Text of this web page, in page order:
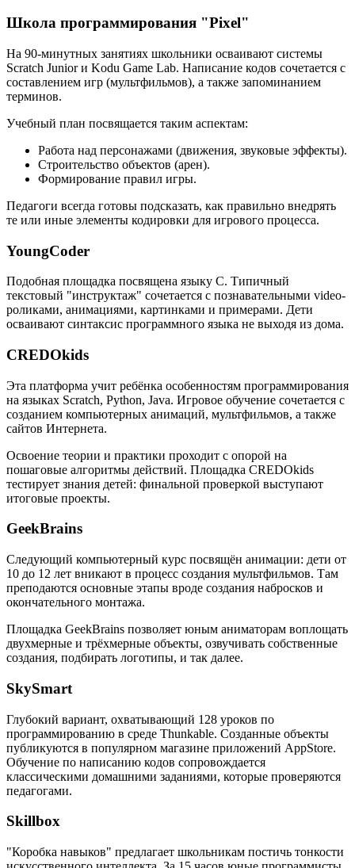
Школа программирования "Pixel"
На 90-минутных занятиях школьники осваивают системы
Scratch Junior и Kodu Game Lab. Написание кодов сочетается с
составлением игр (мультфильмов), а также запоминанием
терминов.
Учебный план посвящается таким аспектам:
Работа над персонажами (движения, звуковые эффекты).
Строительство объектов (арен).
Формирование правил игры.
Педагоги всегда готовы подсказать, как правильно внедрять
те или иные элементы кодировки для игрового процесса.
YoungCoder
Подобная площадка посвящена языку C. Типичный
текстовый "инструктаж" сочетается с познавательными video-
роликами, анимациями, картинками и примерами. Дети
осваивают синтаксис программного языка не выходя из дома.
CREDOkids
Эта платформа учит ребёнка особенностям программирования
на языках Scratch, Python, Java. Игровое обучение сочетается с
созданием компьютерных анимаций, мультфильмов, а также
сайтов Интернета.
Освоение теории и практики проходит с опорой на
пошаговые алгоритмы действий. Площадка CREDOkids
тестирует знания детей: финальной проверкой выступают
итоговые проекты.
GeekBrains
Следующий компьютерный курс посвящён анимации: дети от
10 до 12 лет вникают в процесс создания мультфильмов. Там
преподаются основные этапы вроде создания набросков и
окончательного монтажа.
Площадка GeekBrains позволяет юным аниматорам воплощать
двухмерные и трёхмерные объекты, озвучивать собственные
создания, подбирать логотипы, и так далее.
SkySmart
Глубокий вариант, охватывающий 128 уроков по
программированию в среде Thunkable. Созданные объекты
публикуются в популярном магазине приложений AppStore.
Обучение по написанию кодов сопровождается
классическими домашними заданиями, которые проверяются
педагогами.
Skillbox
"Коробка навыков" предлагает школьникам постичь тонкости